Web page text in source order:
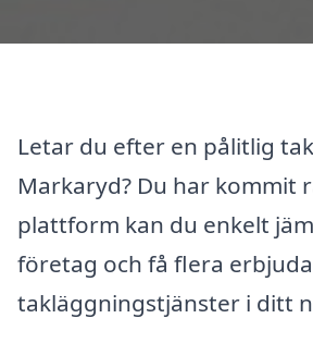
Letar du efter en pålitlig
Markaryd? Du har kommit
plattform kan du enkelt
företag och få flera
takläggningstjänster i ditt